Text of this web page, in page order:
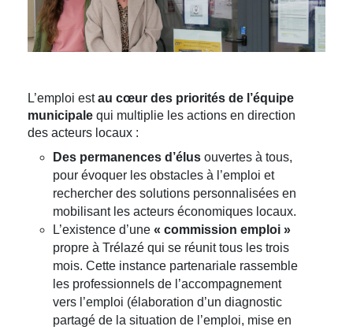
L’emploi estau cœur des priorités de l’équipe
municipale qui multiplie les actions en direction
des acteurs locaux :
Des permanences d’élus ouvertes à tous,
pour évoquer les obstacles à l’emploi et
rechercher des solutions personnalisées en
mobilisant les acteurs économiques locaux.
L’existence d’une « commission emploi »
propre à Trélazé qui se réunit tous les trois
mois. Cette instance partenariale rassemble
les professionnels de l’accompagnement
vers l’emploi (élaboration d’un diagnostic
partagé de la situation de l’emploi, mise en